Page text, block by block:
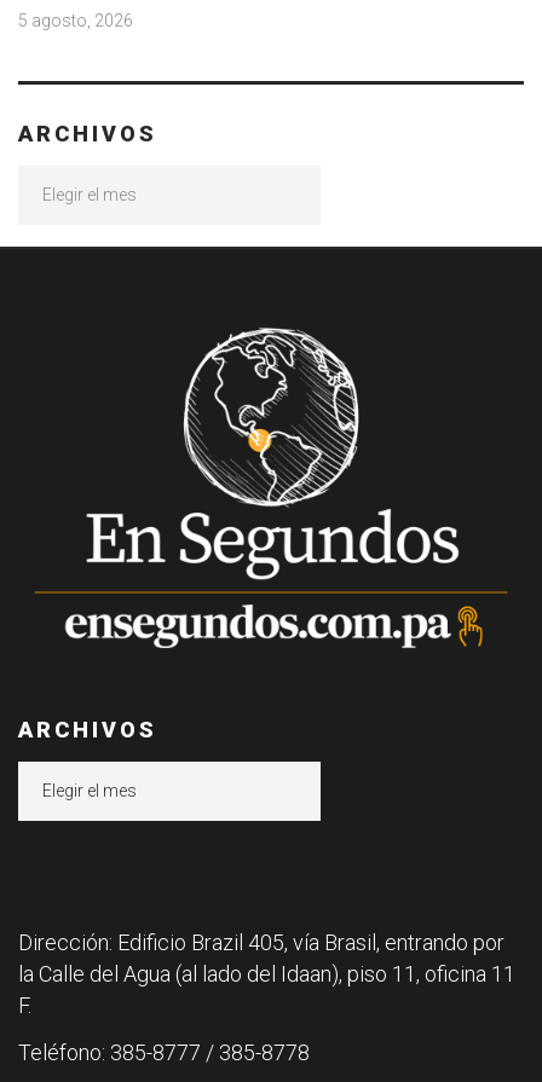
5 agosto, 2026
ARCHIVOS
ARCHIVOS
Dirección: Edificio Brazil 405, vía Brasil, entrando por
la Calle del Agua (al lado del Idaan), piso 11, oficina 11
F.
Teléfono: 385-8777 / 385-8778